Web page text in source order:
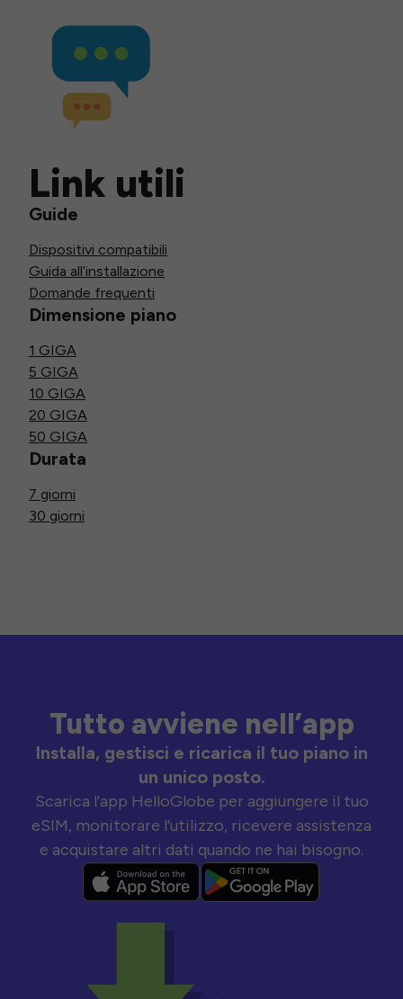
Link utili
Guide
Dispositivi compatibili
Guida all’installazione
Domande frequenti
Dimensione piano
1 GIGA
5 GIGA
10 GIGA
20 GIGA
50 GIGA
Durata
7 giorni
30 giorni
Tutto avviene nell’app
Installa, gestisci e ricarica il tuo piano in
un unico posto.
Scarica l’app HelloGlobe per aggiungere il tuo
eSIM, monitorare l’utilizzo, ricevere assistenza
e acquistare altri dati quando ne hai bisogno.